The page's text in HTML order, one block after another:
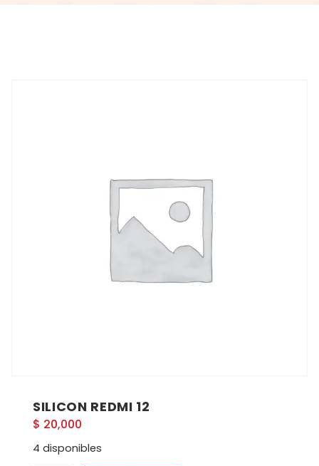
SILICON REDMI 12
$ 20,000
4 disponibles